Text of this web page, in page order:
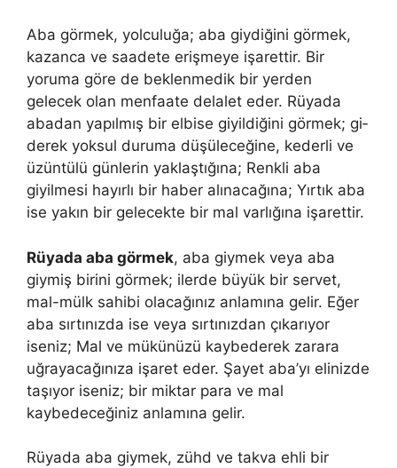
Aba görmek, yolculuğa; aba giydiğini görmek,
ka­zanca ve saadete erişmeye işarettir. Bir
yoruma göre de beklen­medik bir yerden
gelecek olan menfaate delalet eder. Rüyada
abadan yapılmış bir elbise giyildiğini görmek; gi­
derek yoksul duruma düşüleceğine, kederli ve
üzüntülü günlerin yaklaştığına; Renkli aba
giyilmesi hayırlı bir haber alınacağına; Yırtık aba
ise yakın bir gelecekte bir mal varlığına işaret­tir.
Rüyada aba görmek, aba giymek veya aba
giymiş birini görmek; ilerde büyük bir servet,
mal-mülk sahibi olacağınız anlamına gelir. Eğer
aba sırtınızda ise veya sırtınızdan çıkarıyor
iseniz; Mal ve mükünüzü kaybederek zarara
uğrayacağınıza işaret eder. Şayet aba’yı elinizde
taşıyor iseniz; bir miktar para ve mal
kaybedeceğiniz anlamına gelir.
Rüyada aba giymek, zühd ve takva ehli bir